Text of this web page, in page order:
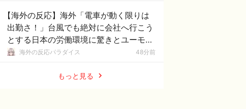
【海外の反応】海外「電車が動く限りは
出勤さ！」台風でも絶対に会社へ行こう
とする日本の労働環境に驚きとユーモア
溢れる本音を語り合う外国人たち
海外の反応パラダイス 48分前
もっと見る